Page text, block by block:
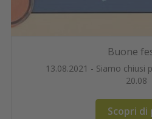
Buone
13.08.2021 - Siamo chiusi
20.08
Scopri di